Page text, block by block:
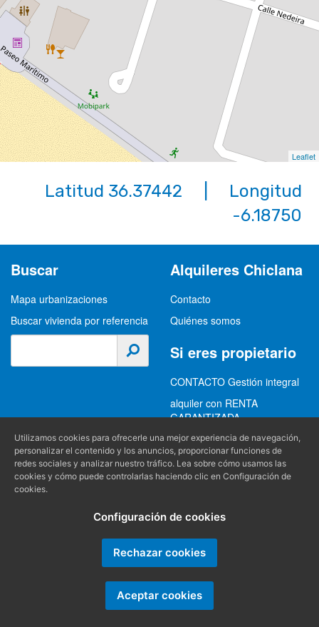
Leaflet
Latitud 36.37442 | Longitud
-6.18750
Buscar
Mapa urbanizaciones
Buscar vivienda por referencia
Alquileres Chiclana
Contacto
Quiénes somos
Si eres propietario
CONTACTO Gestión integral
alquiler con RENTA
GARANTIZADA
GESTION INTEGRAL
ALQUILER
Información
Política de privacidad
Condiciones generales
(+34) 956 489 403
info@alquilereschiclana.com
Utilizamos cookies para ofrecerle una mejor experiencia de navegación,
personalizar el contenido y los anuncios, proporcionar funciones de
redes sociales y analizar nuestro tráfico. Lea sobre cómo usamos las
cookies y cómo puede controlarlas haciendo clic en Configuración de
cookies.
Configuración de cookies
Rechazar cookies
Aceptar cookies